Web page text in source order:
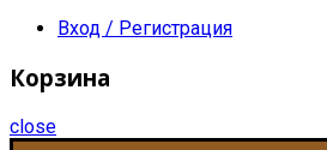
Вход / Регистрация
Корзина
close